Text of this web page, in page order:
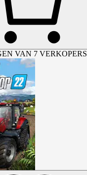
VAN 7 VERKOPERS